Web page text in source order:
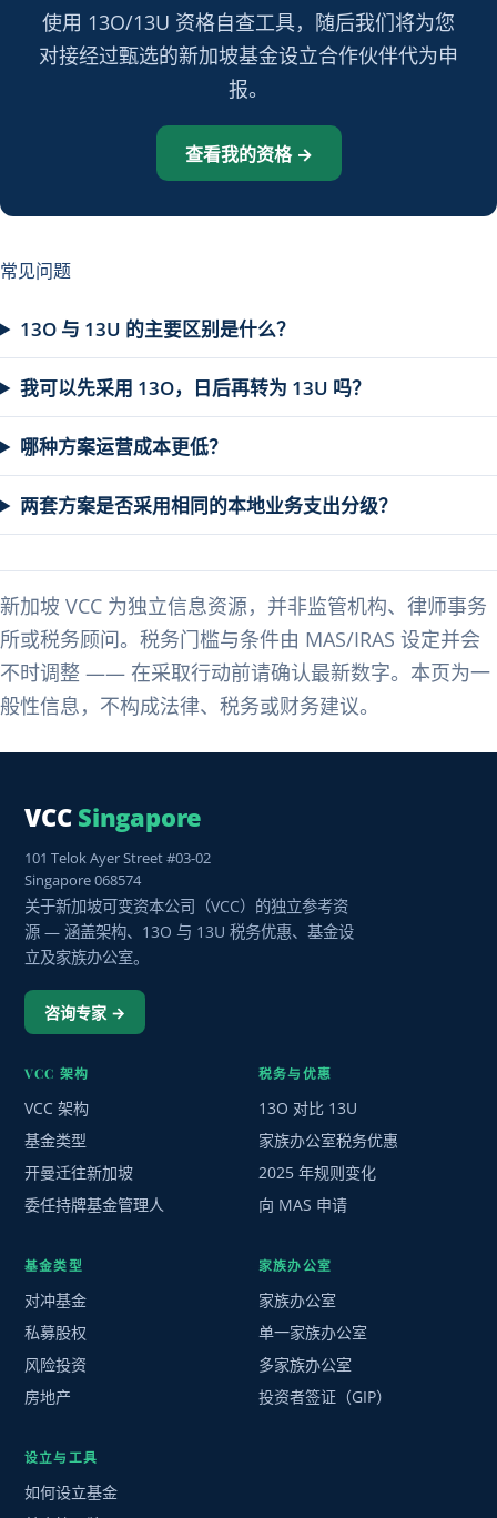
使用 13O/13U 资格自查工具，随后我们将为您
对接经过甄选的新加坡基金设立合作伙伴代为申
报。
查看我的资格 →
常见问题
13O 与 13U 的主要区别是什么？
我可以先采用 13O，日后再转为 13U 吗？
哪种方案运营成本更低？
两套方案是否采用相同的本地业务支出分级？
新加坡 VCC 为独立信息资源，并非监管机构、律师事务
所或税务顾问。税务门槛与条件由 MAS/IRAS 设定并会
不时调整 —— 在采取行动前请确认最新数字。本页为一
般性信息，不构成法律、税务或财务建议。
VCC Singapore
101 Telok Ayer Street #03-02
Singapore 068574
关于新加坡可变资本公司（VCC）的独立参考资
源 — 涵盖架构、13O 与 13U 税务优惠、基金设
立及家族办公室。
咨询专家 →
VCC 架构
VCC 架构
基金类型
开曼迁往新加坡
委任持牌基金管理人
税务与优惠
13O 对比 13U
家族办公室税务优惠
2025 年规则变化
向 MAS 申请
基金类型
对冲基金
私募股权
风险投资
房地产
家族办公室
家族办公室
单一家族办公室
多家族办公室
投资者签证（GIP）
设立与工具
如何设立基金